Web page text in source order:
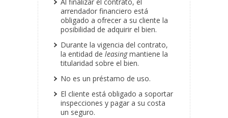
Al finalizar el contrato, el
arrendador financiero está
obligado a ofrecer a su cliente la
posibilidad de adquirir el bien.
Durante la vigencia del contrato,
la entidad de leasingmantiene la
titularidad sobre el bien.
No es un préstamo de uso.
El cliente está obligado a soportar
inspecciones y pagar a su costa
un seguro.